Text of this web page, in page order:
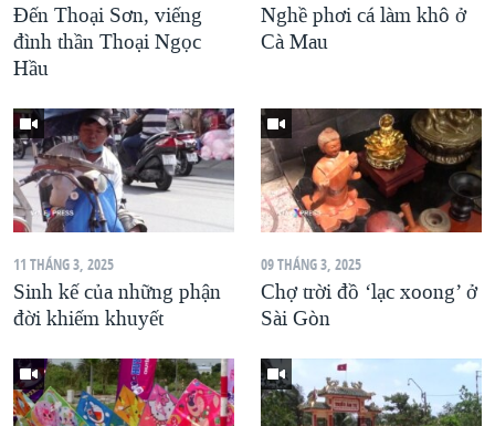
Đến Thoại Sơn, viếng
đình thần Thoại Ngọc
Hầu
Nghề phơi cá làm khô ở
Cà Mau
11 THÁNG 3, 2025
Sinh kế của những phận
đời khiếm khuyết
09 THÁNG 3, 2025
Chợ trời đồ ‘lạc xoong’ ở
Sài Gòn